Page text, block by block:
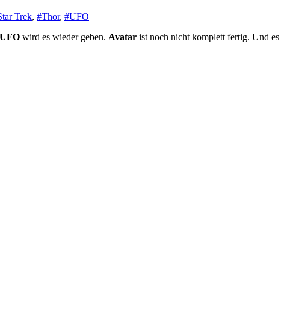
Trek, #Thor, #UFO
UFO wird es wieder geben. Avatar ist noch nicht komplett fertig. Und es